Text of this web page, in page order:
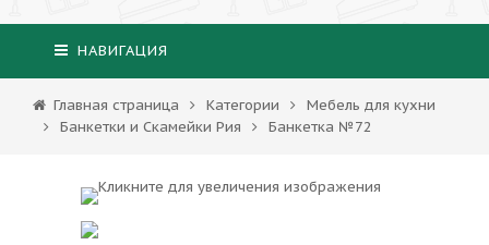
НАВИГАЦИЯ
Главная страница Категории
Мебель для кухни
Банкетки и Скамейки Рия
Банкетка №72